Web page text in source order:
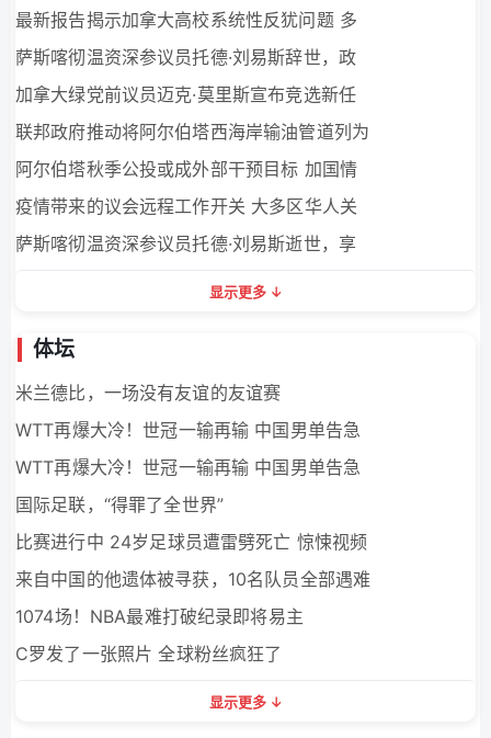
最新报告揭示加拿大高校系统性反犹问题 多
萨斯喀彻温资深参议员托德·刘易斯辞世，政
加拿大绿党前议员迈克·莫里斯宣布竞选新任
联邦政府推动将阿尔伯塔西海岸输油管道列为
阿尔伯塔秋季公投或成外部干预目标 加国情
疫情带来的议会远程工作开关 大多区华人关
萨斯喀彻温资深参议员托德·刘易斯逝世，享
显示更多
体坛
米兰德比，一场没有友谊的友谊赛
WTT再爆大冷！世冠一输再输 中国男单告急
WTT再爆大冷！世冠一输再输 中国男单告急
国际足联，“得罪了全世界”
比赛进行中 24岁足球员遭雷劈死亡 惊悚视频
来自中国的他遗体被寻获，10名队员全部遇难
1074场！NBA最难打破纪录即将易主
C罗发了一张照片 全球粉丝疯狂了
显示更多